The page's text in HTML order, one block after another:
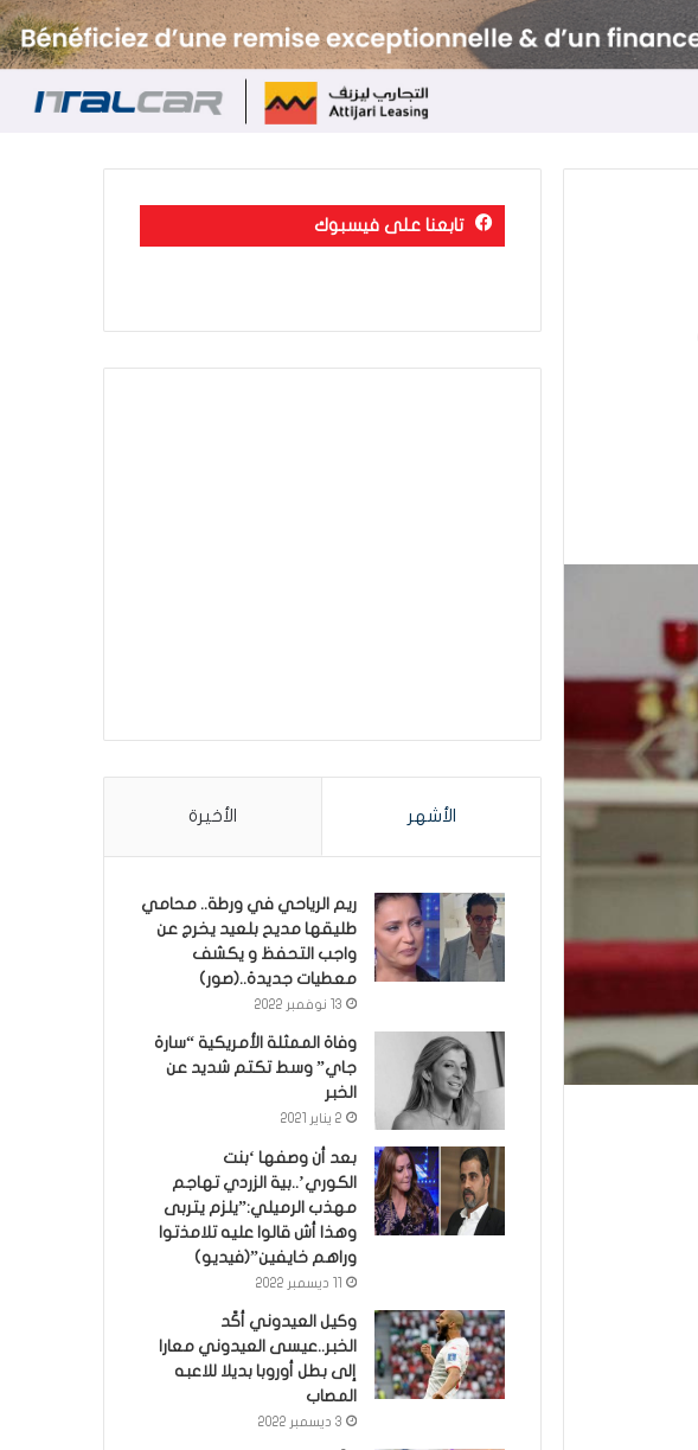
تابعنا على فيسبوك
الأشهر الأخيرة
ريم الرياحي في ورطة.. محامي
طليقها مديح بلعيد يخرج عن
واجب التحفظ و يكشف
معطيات جديدة..(صور)
13 نوفمبر 2022
وفاة الممثلة الأمريكية “سارة
جاي” وسط تكتم شديد عن
الخبر
2 يناير 2021
بعد أن وصفها ‘بنت
الكوري’..بية الزردي تهاجم
مهذب الرميلي:”يلزم يتربى
وهذا أش قالوا عليه تلامذتوا
وراهم خايفين”(فيديو)
وكيل العيدوني أكّد
الخبر..عيسى العيدوني معارا
إلى بطل أوروبا بديلا للاعبه
المصاب
3 ديسمبر 2022